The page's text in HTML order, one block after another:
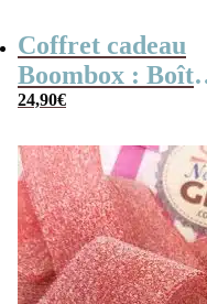
Coffret cadeau
Boombox : Boîte
bonbons des
Coffret bonbon
24,90€